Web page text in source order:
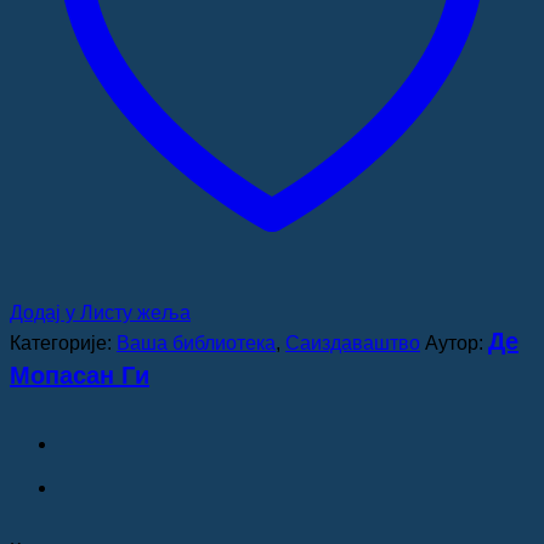
Додај у Листу жеља
Категорије: Ваша библиотека, Саиздаваштво Аутор: Де
Мопасан Ги